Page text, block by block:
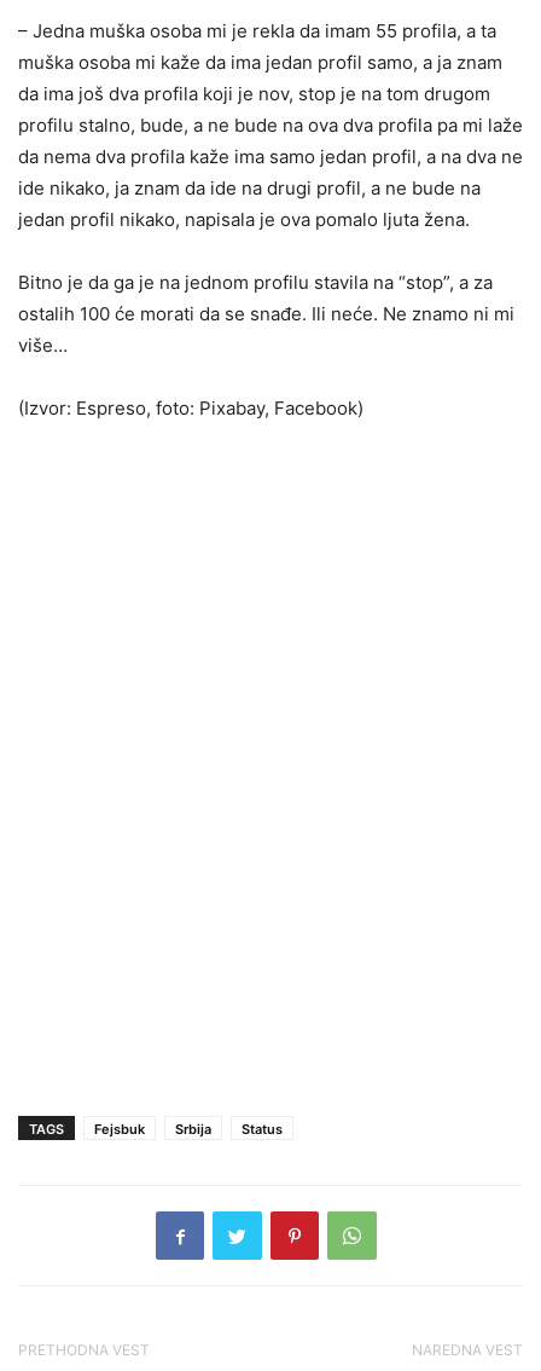
– Jedna muška osoba mi je rekla da imam 55 profila, a ta
muška osoba mi kaže da ima jedan profil samo, a ja znam
da ima još dva profila koji je nov, stop je na tom drugom
profilu stalno, bude, a ne bude na ova dva profila pa mi laže
da nema dva profila kaže ima samo jedan profil, a na dva ne
ide nikako, ja znam da ide na drugi profil, a ne bude na
jedan profil nikako, napisala je ova pomalo ljuta žena.
Bitno je da ga je na jednom profilu stavila na “stop”, a za
ostalih 100 će morati da se snađe. Ili neće. Ne znamo ni mi
više…
(Izvor: Espreso, foto: Pixabay, Facebook)
TAGS Fejsbuk Srbija Status
PRETHODNA VEST NAREDNA VEST